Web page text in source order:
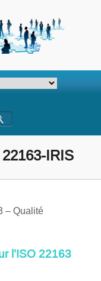
IRIS
– Qualité
l’ISO 22163